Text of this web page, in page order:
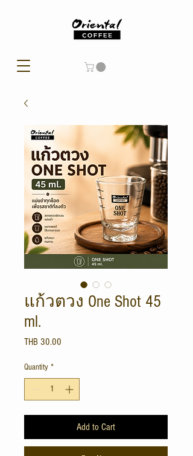
แก้วตวง One Shot 45
ml.
THB 30.00
Quantity *
Add to Cart